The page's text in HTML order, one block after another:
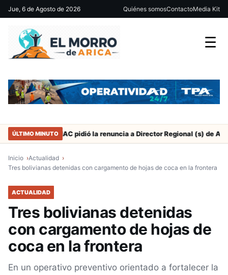
Jue, 6 de Agosto de 2026 Quiénes somosContactoMedia Kit
☰
ÚLTIMO MINUTO
SERNAC pidió la renuncia a Director Regional (s) de Arica por
Inicio
Actualidad
Tres bolivianas detenidas con cargamento de hojas de coca en la frontera
ACTUALIDAD
Tres bolivianas detenidas
con cargamento de hojas de
coca en la frontera
En un operativo preventivo orientado a fortalecer la